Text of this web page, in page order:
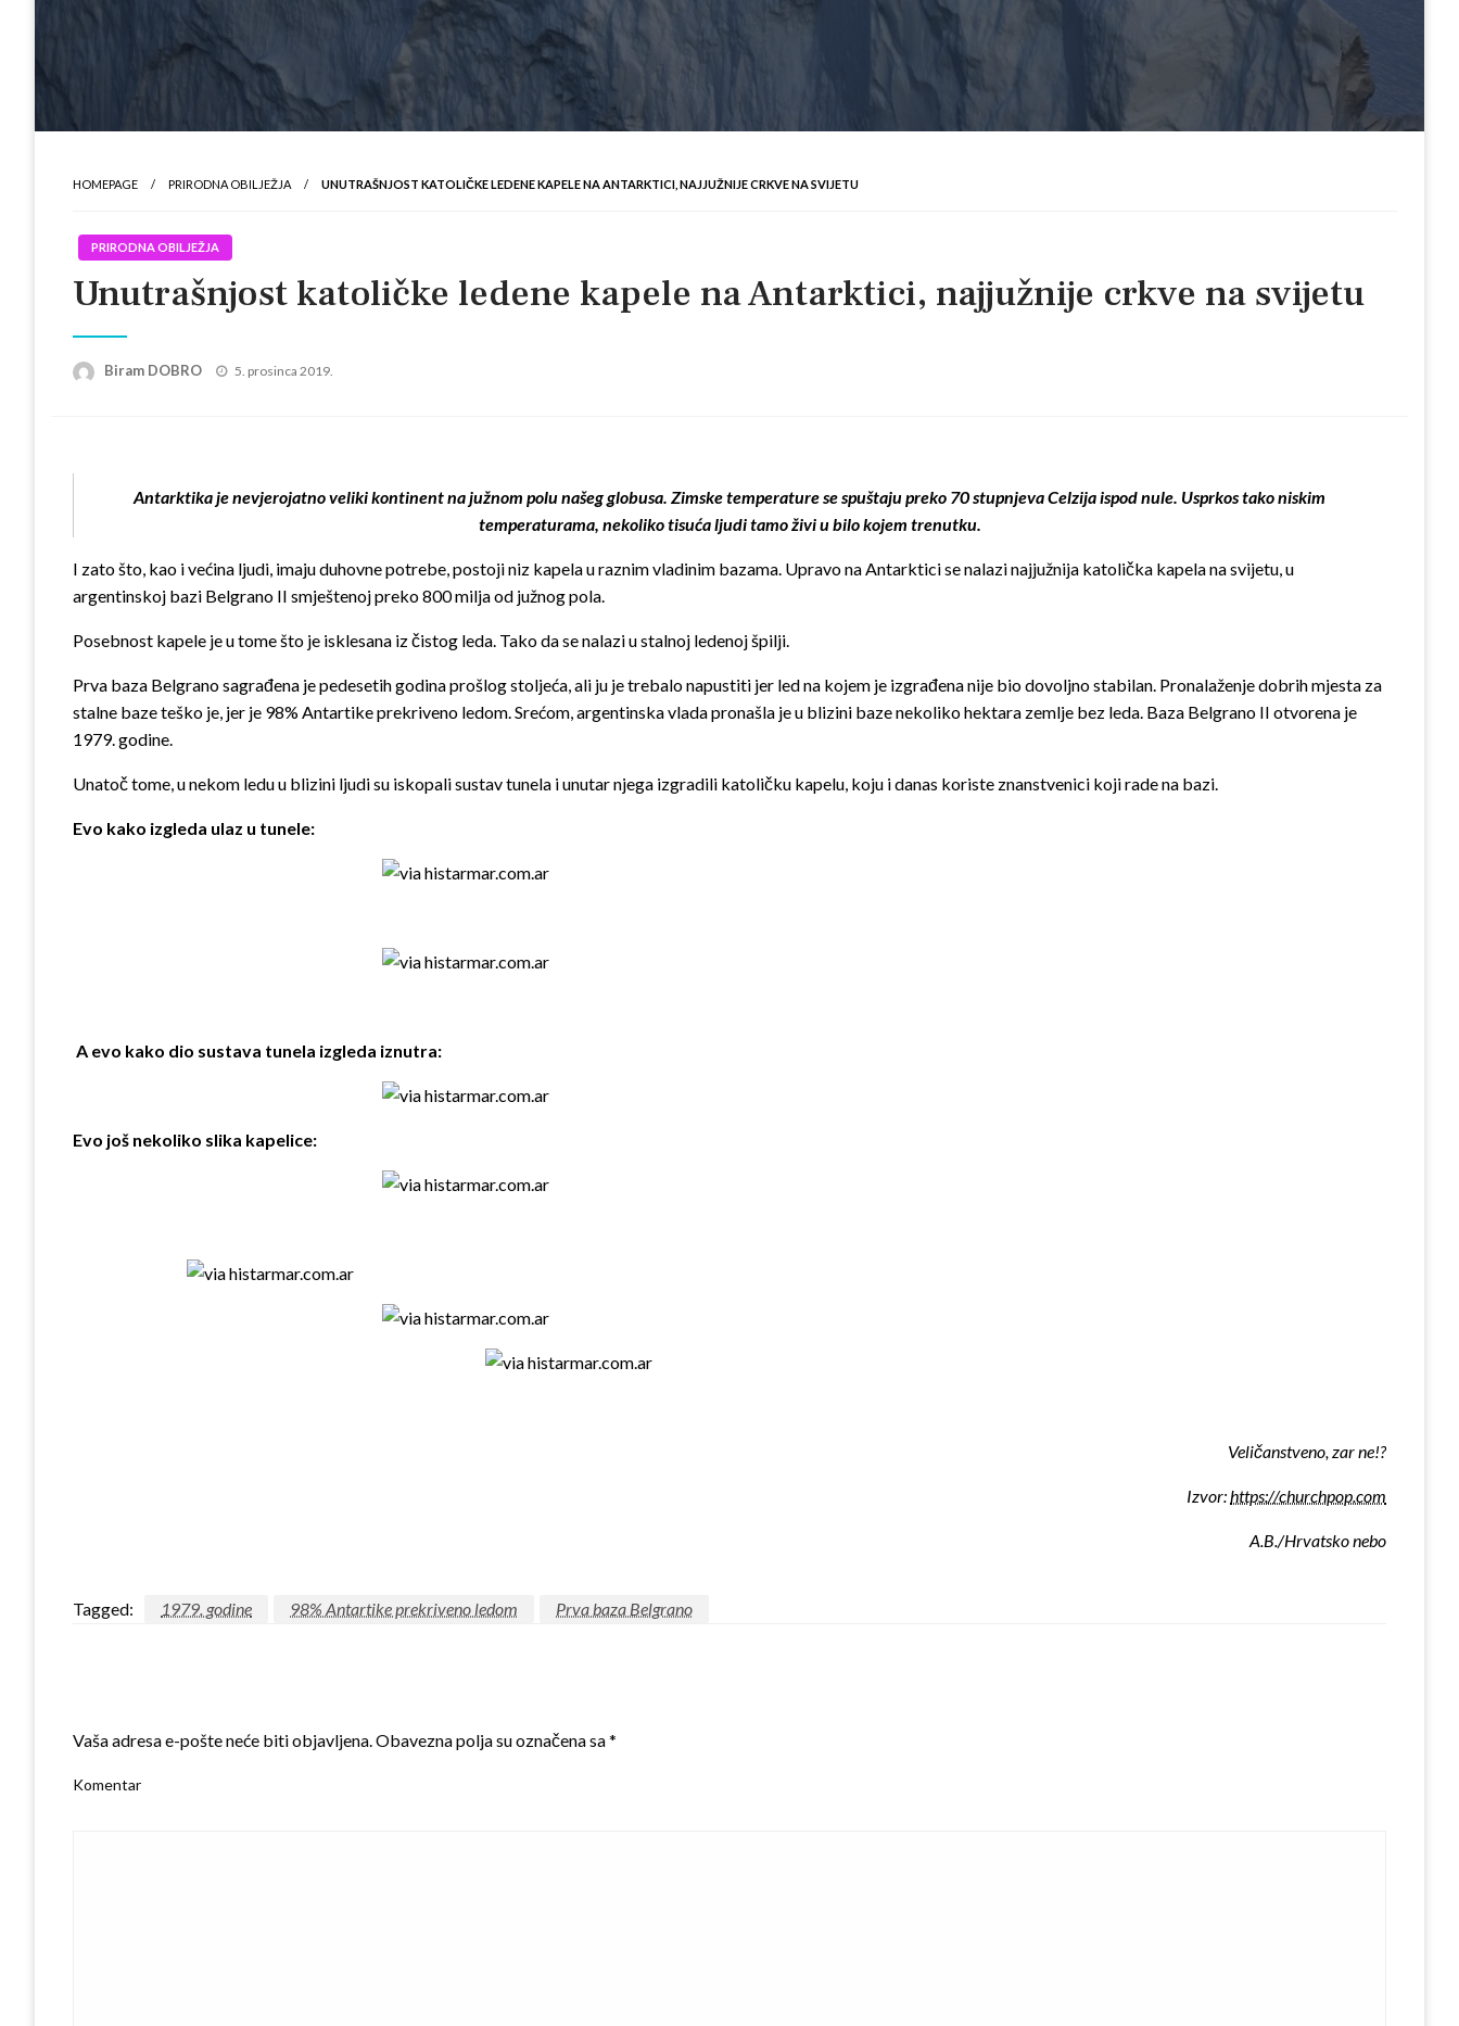
HOMEPAGE PRIRODNA OBILJEŽJA UNUTRAŠNJOST KATOLIČKE LEDENE KAPELE NA ANTARKTICI, NAJJUŽNIJE CRKVE NA SVIJETU
PRIRODNA OBILJEŽJA
Unutrašnjost katoličke ledene kapele na Antarktici, najjužnije crkve na svijetu
Biram DOBRO
Posted
5. prosinca 2019.
Antarktika je nevjerojatno veliki kontinent na južnom polu našeg globusa. Zimske temperature se spuštaju preko 70 stupnjeva Celzija ispod nule. Usprkos tako niskim
temperaturama, nekoliko tisuća ljudi tamo živi u bilo kojem trenutku.
I zato što, kao i većina ljudi, imaju duhovne potrebe, postoji niz kapela u raznim vladinim bazama. Upravo na Antarktici se nalazi najjužnija katolička kapela na svijetu, u
argentinskoj bazi Belgrano II smještenoj preko 800 milja od južnog pola.
Posebnost kapele je u tome što je isklesana iz čistog leda. Tako da se nalazi u stalnoj ledenoj špilji.
Prva baza Belgrano sagrađena je pedesetih godina prošlog stoljeća, ali ju je trebalo napustiti jer led na kojem je izgrađena nije bio dovoljno stabilan. Pronalaženje dobrih mjesta za
stalne baze teško je, jer je 98% Antartike prekriveno ledom. Srećom, argentinska vlada pronašla je u blizini baze nekoliko hektara zemlje bez leda. Baza Belgrano II otvorena je
1979. godine.
Unatoč tome, u nekom ledu u blizini ljudi su iskopali sustav tunela i unutar njega izgradili katoličku kapelu, koju i danas koriste znanstvenici koji rade na bazi.
Evo kako izgleda ulaz u tunele:
A evo kako dio sustava tunela izgleda iznutra:
Evo još nekoliko slika kapelice:
Veličanstveno, zar ne!?
Izvor:https://churchpop.com
A.B./Hrvatsko nebo
Tagged: 1979. godine 98% Antartike prekriveno ledom Prva baza Belgrano
Vaša adresa e-pošte neće biti objavljena.Obavezna polja su označena sa*
Komentar